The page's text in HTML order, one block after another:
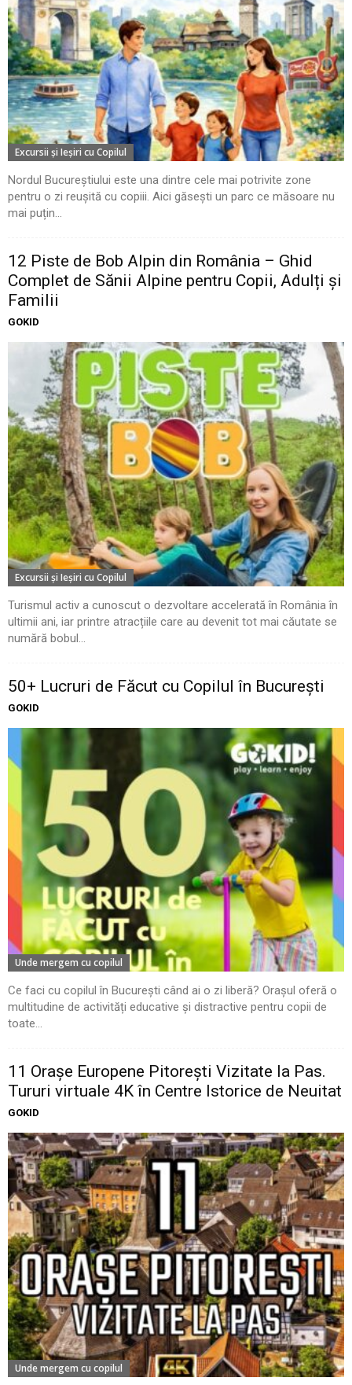
Excursii şi Ieşiri cu Copilul
Nordul Bucureștiului este una dintre cele mai potrivite zone
pentru o zi reușită cu copiii. Aici găsești un parc ce măsoare nu
mai puțin...
12 Piste de Bob Alpin din România – Ghid
Complet de Sănii Alpine pentru Copii, Adulți și
Familii
GOKID
Excursii şi Ieşiri cu Copilul
Turismul activ a cunoscut o dezvoltare accelerată în România în
ultimii ani, iar printre atracțiile care au devenit tot mai căutate se
numără bobul...
50+ Lucruri de Făcut cu Copilul în București
GOKID
Unde mergem cu copilul
Ce faci cu copilul în București când ai o zi liberă? Orașul oferă o
multitudine de activități educative și distractive pentru copii de
toate...
11 Oraşe Europene Pitoreşti Vizitate la Pas.
Tururi virtuale 4K în Centre Istorice de Neuitat
GOKID
Unde mergem cu copilul